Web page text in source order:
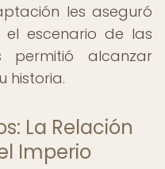
les aseguró
escenario de las
alcanzar
historia.
La Relación
Imperio